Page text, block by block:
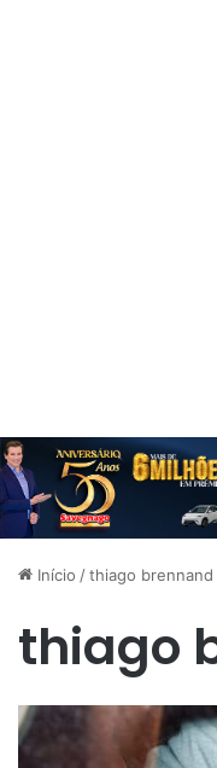
Início /thiago brennand
thiago